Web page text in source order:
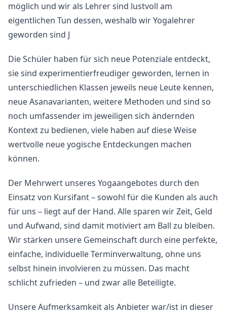
möglich und wir als Lehrer sind lustvoll am
eigentlichen Tun dessen, weshalb wir Yogalehrer
geworden sind J
Die Schüler haben für sich neue Potenziale entdeckt,
sie sind experimentierfreudiger geworden, lernen in
unterschiedlichen Klassen jeweils neue Leute kennen,
neue Asanavarianten, weitere Methoden und sind so
noch umfassender im jeweiligen sich ändernden
Kontext zu bedienen, viele haben auf diese Weise
wertvolle neue yogische Entdeckungen machen
können.
Der Mehrwert unseres Yogaangebotes durch den
Einsatz von Kursifant – sowohl für die Kunden als auch
für uns – liegt auf der Hand. Alle sparen wir Zeit, Geld
und Aufwand, sind damit motiviert am Ball zu bleiben.
Wir stärken unsere Gemeinschaft durch eine perfekte,
einfache, individuelle Terminverwaltung, ohne uns
selbst hinein involvieren zu müssen. Das macht
schlicht zufrieden – und zwar alle Beteiligte.
Unsere Aufmerksamkeit als Anbieter war/ist in dieser